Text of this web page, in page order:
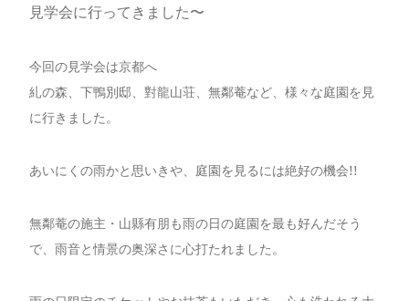
見学会に行ってきました〜
今回の見学会は京都へ
糺の森、下鴨別邸、對龍山荘、無鄰菴など、様々な庭園を見
に行きました。
あいにくの雨かと思いきや、庭園を見るには絶好の機会!!
無鄰菴の施主・山縣有朋も雨の日の庭園を最も好んだそう
で、雨音と情景の奥深さに心打たれました。